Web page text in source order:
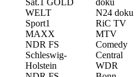
WELT
Sport1
MAXX
NDR FS
Schleswig-
Holstein
N24 doku
RiC TV
MTV
Comedy
Central
WDR